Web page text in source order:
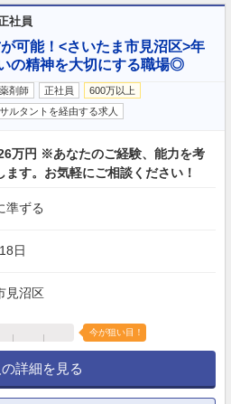
社員
可能！<さいたま市見沼区>年
の精神を大切にする職場◎
剤師 正社員
600万以上
ルタントを経由する求人
万円 ※あなたのご経験、能力を考
ます。お気軽にご相談ください！
準ずる
日
見沼区
今が狙い目！
詳細を見る